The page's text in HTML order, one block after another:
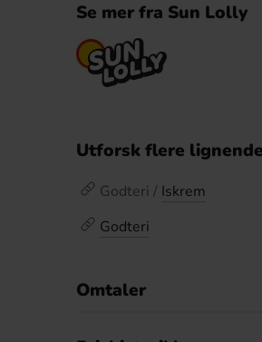
Se mer fra Sun Lolly
Utforsk flere lignende
Godteri / Iskrem
Godteri
Omtaler